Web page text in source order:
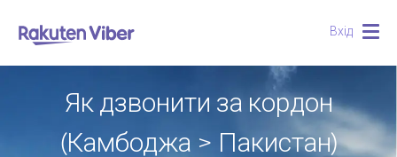
Вхід
Як дзвонити за кордон
(Камбоджа > Пакистан)